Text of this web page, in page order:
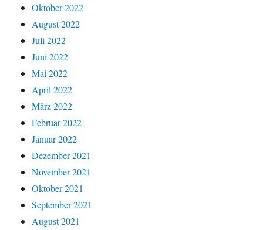
Oktober 2022
August 2022
Juli 2022
Juni 2022
Mai 2022
April 2022
März 2022
Februar 2022
Januar 2022
Dezember 2021
November 2021
Oktober 2021
September 2021
August 2021